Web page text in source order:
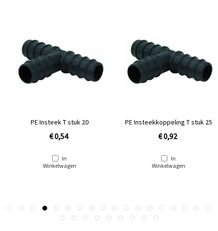
PE Insteek T stuk 20
€ 0,54
In
Winkelwagen
PE Insteekkoppeling T stuk 25
€ 0,92
In
Winkelwagen